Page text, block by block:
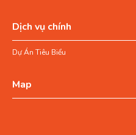
Dịch vụ chính
Dự Án Tiêu Biểu
Map